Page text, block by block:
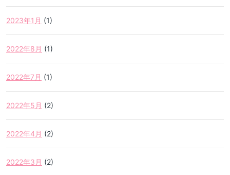
2023年1月 (1)
2022年8月 (1)
2022年7月 (1)
2022年5月 (2)
2022年4月 (2)
2022年3月 (2)